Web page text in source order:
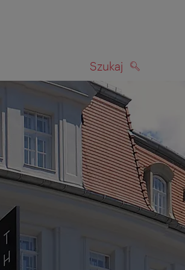
Szukaj